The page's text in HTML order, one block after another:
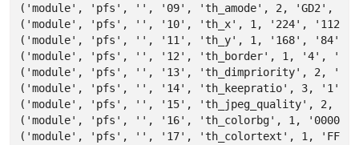
('module', 'pfs', '', '09', 'th_amode', 2, 'GD2',
('module', 'pfs', '', '10', 'th_x', 1, '224',
('module', 'pfs', '', '11', 'th_y', 1, '168',
('module', 'pfs', '', '12', 'th_border', 1, '4',
('module', 'pfs', '', '13', 'th_dimpriority', 2,
('module', 'pfs', '', '14', 'th_keepratio', 3,
('module', 'pfs', '', '15', 'th_jpeg_quality', 2,
('module', 'pfs', '', '16', 'th_colorbg', 1,
('module', 'pfs', '', '17', 'th_colortext', 1,